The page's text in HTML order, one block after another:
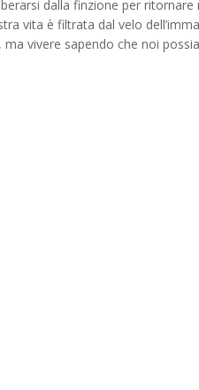
dalla finzione per ritornare
vita è filtrata dal velo
vivere sapendo che noi